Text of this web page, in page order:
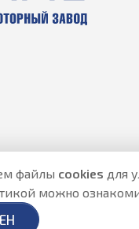
файлы cookies для
можно